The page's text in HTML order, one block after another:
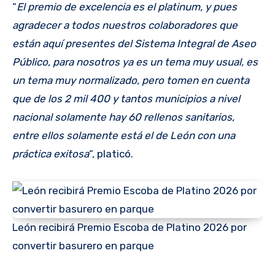
“El premio de excelencia es el platinum, y pues
agradecer a todos nuestros colaboradores que
están aquí presentes del Sistema Integral de Aseo
Público, para nosotros ya es un tema muy usual, es
un tema muy normalizado, pero tomen en cuenta
que de los 2 mil 400 y tantos municipios a nivel
nacional solamente hay 60 rellenos sanitarios,
entre ellos solamente está el de León con una
práctica exitosa“, platicó.
León recibirá Premio Escoba de Platino 2026 por
convertir basurero en parque